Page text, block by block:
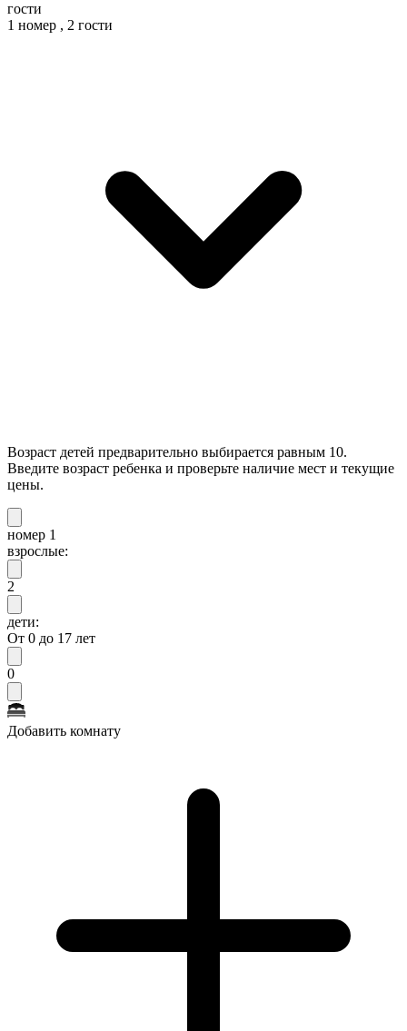
гости
1 номер , 2 гости
Возраст детей предварительно выбирается равным 10.
Введите возраст ребенка и проверьте наличие мест и текущие
цены.
номер 1
взрослые:
2
дети:
От 0 до 17 лет
0
Добавить комнату